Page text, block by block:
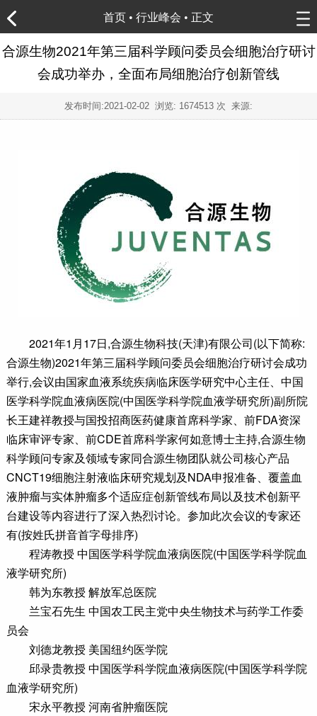
首页 • 行业峰会 • 正文
合源生物2021年第三届科学顾问委员会细胞治疗研讨
会成功举办，全面布局细胞治疗创新管线
发布时间:2021-02-02 浏览: 1674513 次 来源:
2021年1月17日,合源生物科技(天津)有限公司(以下简称:
合源生物)2021年第三届科学顾问委员会细胞治疗研讨会成功
举行,会议由国家血液系统疾病临床医学研究中心主任、中国
医学科学院血液病医院(中国医学科学院血液学研究所)副所院
长王建祥教授与国投招商医药健康首席科学家、前FDA资深
临床审评专家、前CDE首席科学家何如意博士主持,合源生物
科学顾问专家及领域专家同合源生物团队就公司核心产品
CNCT19细胞注射液临床研究规划及NDA申报准备、覆盖血
液肿瘤与实体肿瘤多个适应症创新管线布局以及技术创新平
台建设等内容进行了深入热烈讨论。参加此次会议的专家还
有(按姓氏拼音首字母排序)
程涛教授 中国医学科学院血液病医院(中国医学科学院血
液学研究所)
韩为东教授 解放军总医院
兰宝石先生 中国农工民主党中央生物技术与药学工作委
员会
刘德龙教授 美国纽约医学院
邱录贵教授 中国医学科学院血液病医院(中国医学科学院
血液学研究所)
宋永平教授 河南省肿瘤医院